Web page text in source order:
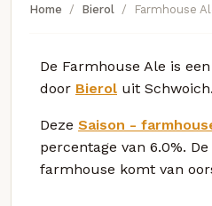
Home Bierol Farmhouse
De Farmhouse Ale is
door Bierol uit Schwoich.
Deze Saison -
percentage van 6.0%.
farmhouse komt van